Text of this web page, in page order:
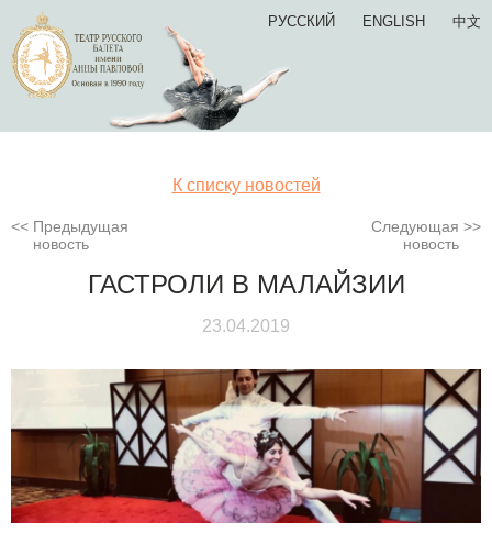
РУССКИЙ ENGLISH 中文
К списку новостей
Предыдущая
новость
ГАСТРОЛИ В МАЛАЙЗИИ
23.04.2019
Следующая
новость